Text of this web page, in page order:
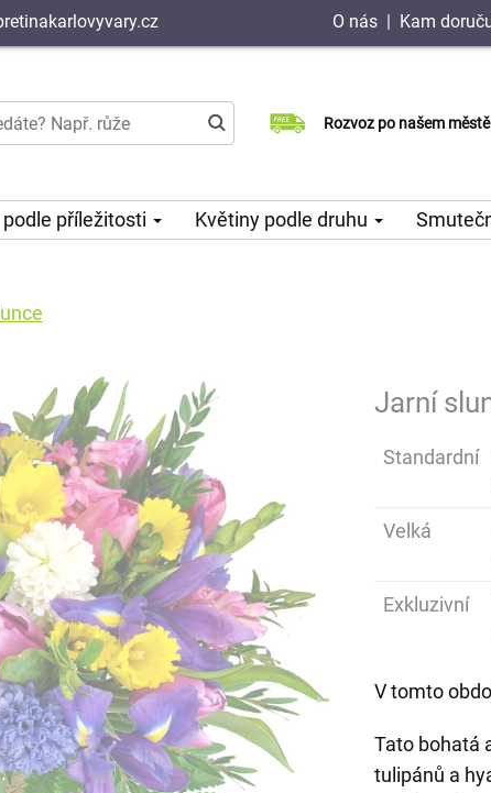
O nás | Kam
Rozvoz po našem
Doručujeme již v den
Možný výběr času a
příležitosti Květiny podle druhu
Jarní
Standardní
Velká
Exkluzivní
V tomto
Tato bohatá
tulipánů a